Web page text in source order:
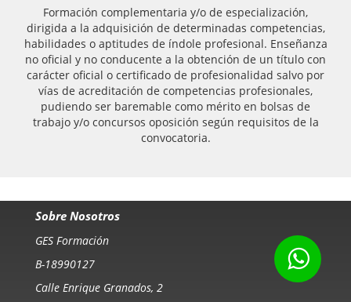
Formación complementaria y/o de especialización,
dirigida a la adquisición de determinadas competencias,
habilidades o aptitudes de índole profesional. Enseñanza
no oficial y no conducente a la obtención de un título con
carácter oficial o certificado de profesionalidad salvo por
vías de acreditación de competencias profesionales,
pudiendo ser baremable como mérito en bolsas de
trabajo y/o concursos oposición según requisitos de la
convocatoria.
Sobre Nosotros
GES Formación
B-18990127
Calle Enrique Granados, 2